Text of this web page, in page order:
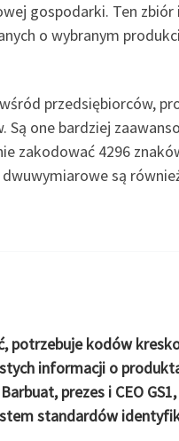
gospodarki. Ten
o wybranym
przedsiębiorców,
Są one bardziej
zakodować 4296
są
potrzebuje kodów
informacji o
prezes i CEO
standardów